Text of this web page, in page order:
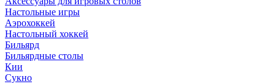
Настольные игры
Аэрохоккей
Настольный хоккей
Бильярд
Бильярдные столы
Кии
Сукно